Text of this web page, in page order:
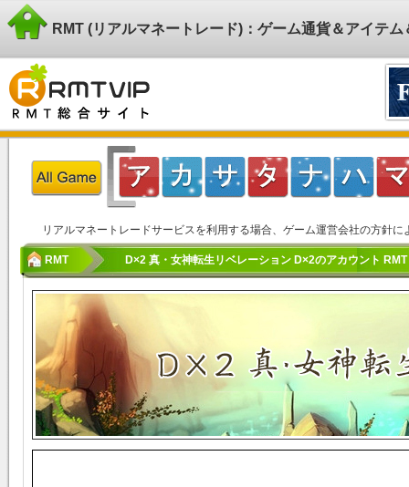
RMT (リアルマネートレード)：ゲーム通貨＆アイテ
リアルマネートレードサービスを利用する場合、ゲーム運営会社の方針
RMT D×2 真・女神転生リベレーション D×2のアカウント RMT